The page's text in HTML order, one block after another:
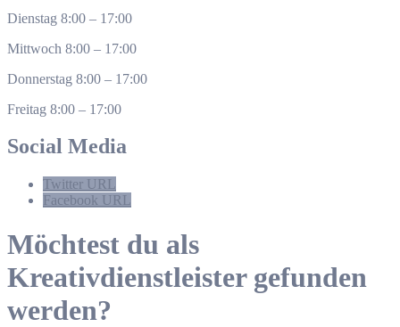
Dienstag 8:00 – 17:00
Mittwoch 8:00 – 17:00
Donnerstag 8:00 – 17:00
Freitag 8:00 – 17:00
Social Media
Twitter URL
Facebook URL
Möchtest du als
Kreativdienstleister gefunden
werden?